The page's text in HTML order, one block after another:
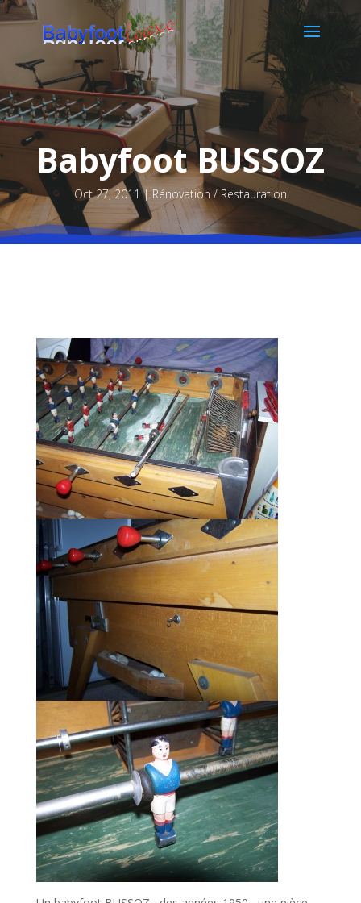
Babyfoot BUSSOZ
Oct 27, 2011 Rénovation / Restauration